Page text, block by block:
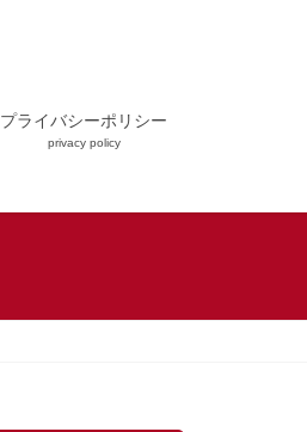
プライバシーポリシー
privacy policy